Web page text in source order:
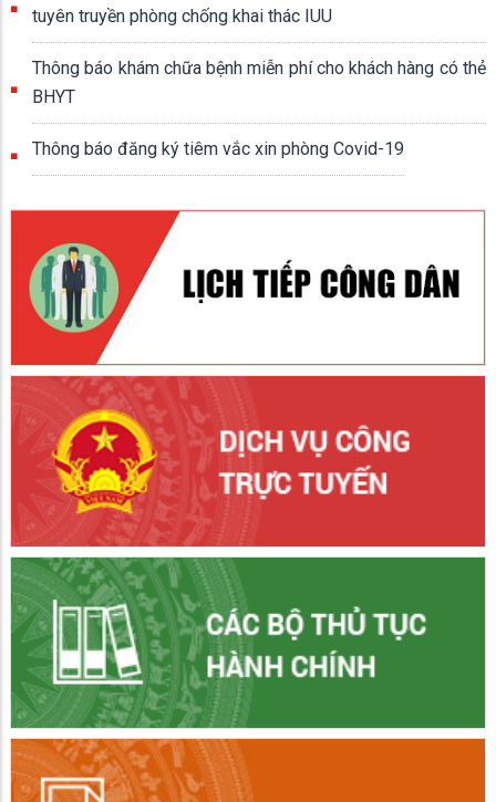
tuyên truyền phòng chống khai thác IUU
Thông báo khám chữa bệnh miễn phí cho khách hàng có thẻ
BHYT
Thông báo đăng ký tiêm vắc xin phòng Covid-19